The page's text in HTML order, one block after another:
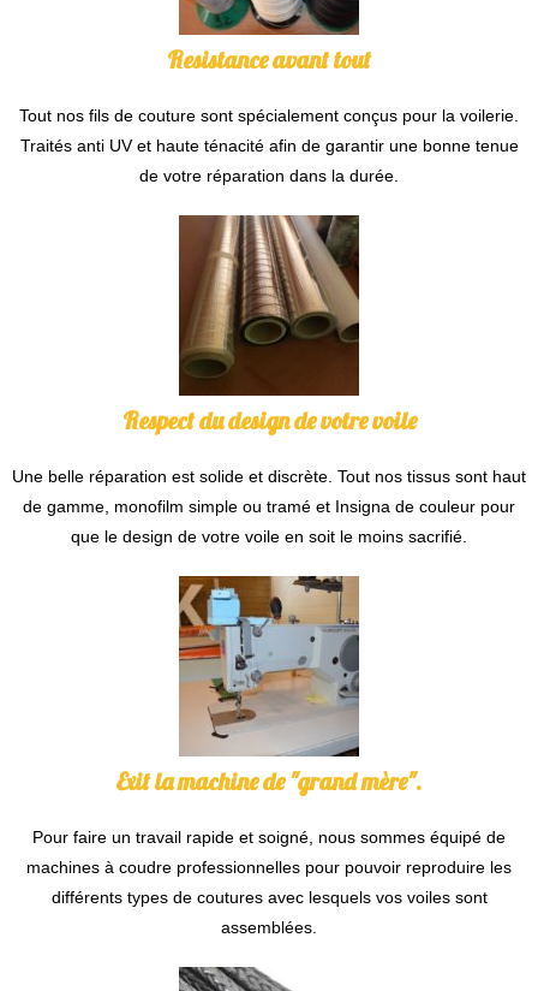
Resistance avant tout
Tout nos fils de couture sont spécialement conçus pour la voilerie.
Traités anti UV et haute ténacité afin de garantir une bonne tenue
de votre réparation dans la durée.
Respect du design de votre voile
Une belle réparation est solide et discrète. Tout nos tissus sont haut
de gamme, monofilm simple ou tramé et Insigna de couleur pour
que le design de votre voile en soit le moins sacrifié.
Exit la machine de "grand mère".
Pour faire un travail rapide et soigné, nous sommes équipé de
machines à coudre professionnelles pour pouvoir reproduire les
différents types de coutures avec lesquels vos voiles sont
assemblées.